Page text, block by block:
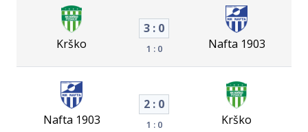
Krško
3 : 0
1 : 0 Nafta 1903
Nafta 1903
2 : 0
1 : 0 Krško